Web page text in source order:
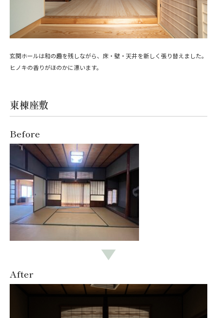
玄関ホールは和の趣を残しながら、床・壁・天井を新しく張り替えました。
ヒノキの香りがほのかに漂います。
東棟座敷
Before
After